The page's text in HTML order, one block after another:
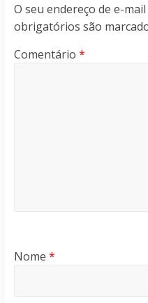
O seu endereço de e-
obrigatórios são
Comentário *
Nome *